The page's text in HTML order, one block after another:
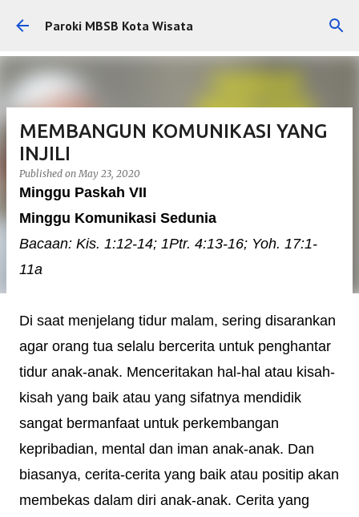
Skip to main content
Paroki MBSB Kota Wisata
MEMBANGUN KOMUNIKASI YANG
INJILI
Published onMay 23, 2020
Minggu Paskah VII
Minggu Komunikasi Sedunia
Bacaan: Kis. 1:12-14; 1Ptr. 4:13-16; Yoh. 17:1-
11a
Di saat menjelang tidur malam, sering disarankan
agar orang tua selalu bercerita untuk penghantar
tidur anak-anak. Menceritakan hal-hal atau kisah-
kisah yang baik atau yang sifatnya mendidik
sangat bermanfaat untuk perkembangan
kepribadian, mental dan iman anak-anak. Dan
biasanya, cerita-cerita yang baik atau positip akan
membekas dalam diri anak-anak. Cerita yang